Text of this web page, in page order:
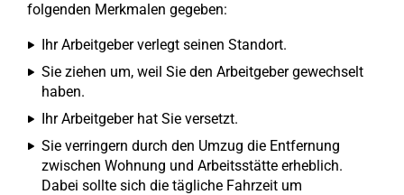
folgenden Merkmalen gegeben:
Ihr Arbeitgeber verlegt seinen Standort.
Sie ziehen um, weil Sie den Arbeitgeber gewechselt
haben.
Ihr Arbeitgeber hat Sie versetzt.
Sie verringern durch den Umzug die Entfernung
zwischen Wohnung und Arbeitsstätte erheblich.
Dabei sollte sich die tägliche Fahrzeit um